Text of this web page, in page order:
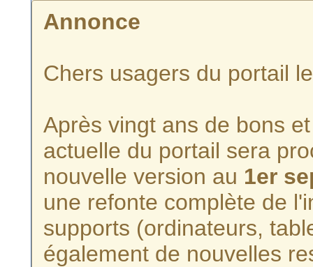
Annonce
Chers usagers du portail
Après vingt ans de bons
actuelle du portail sera
nouvelle version au 1er
une refonte complète de
supports (ordinateurs,
également de nouvelles